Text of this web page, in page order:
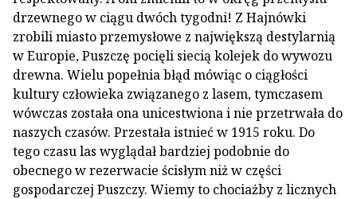
drzewnego w ciągu dwóch tygodni! Z Hajnówki
zrobili miasto przemysłowe z największą destylarnią
w Europie, Puszczę pocięli siecią kolejek do wywozu
drewna. Wielu popełnia błąd mówiąc o ciągłości
kultury człowieka związanego z lasem, tymczasem
wówczas została ona unicestwiona i nie przetrwała do
naszych czasów. Przestała istnieć w 1915 roku. Do
tego czasu las wyglądał bardziej podobnie do
obecnego w rezerwacie ścisłym niż w części
gospodarczej Puszczy. Wiemy to chociażby z licznych